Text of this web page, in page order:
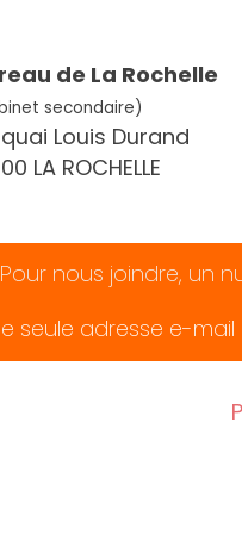
de La Rochelle
secondaire)
Louis Durand
LA ROCHELLE
Pour nous joindre, un
seule adresse e-mail :